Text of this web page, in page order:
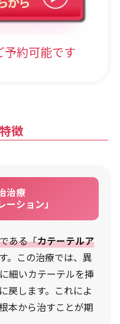
予約可能です
徴
治療
ーション」
である「カテーテルア
。この治療では、異
細いカテーテルを挿
戻します。これによ
本から治すことが期